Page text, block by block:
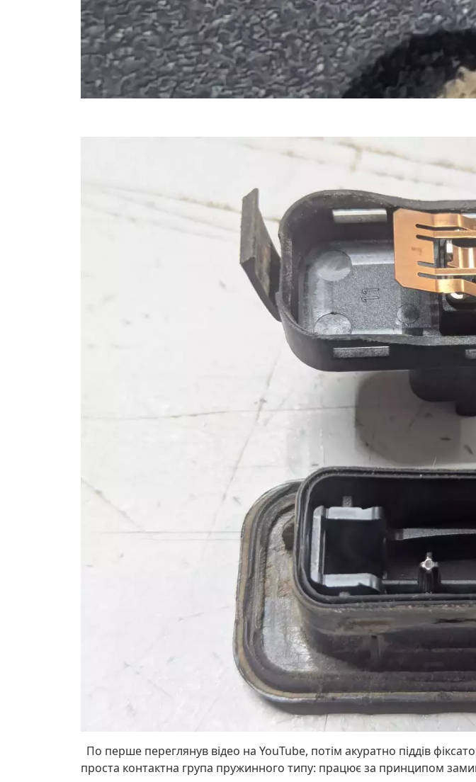
По перше переглянув відео на YouTube, потім акуратно піддів
проста контактна група пружинного типу: працює за принципом